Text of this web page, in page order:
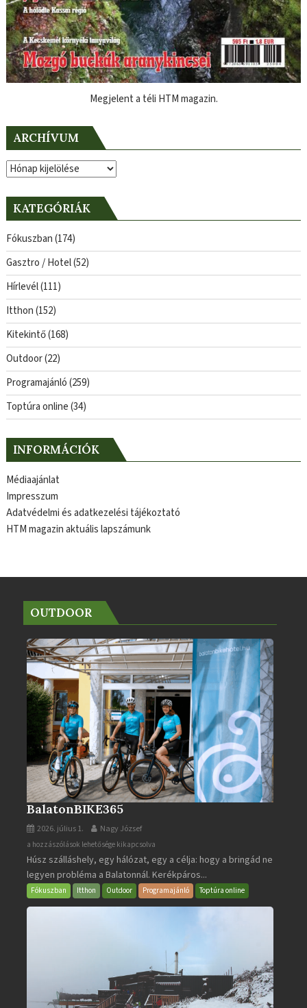
Megjelent a téli HTM magazin.
ARCHÍVUM
Archívum
KATEGÓRIÁK
Fókuszban(174)
Gasztro / Hotel(52)
Hírlevél(111)
Itthon(152)
Kitekintő(168)
Outdoor(22)
Programajánló(259)
Toptúra online(34)
INFORMÁCIÓK
Médiaajánlat
Impresszum
Adatvédelmi és adatkezelési tájékoztató
HTM magazin aktuális lapszámunk
OUTDOOR
BalatonBIKE365
2026. július 1. Nagy József
BalatonBIKE365
bejegyzéshez
a hozzászólások lehetősége kikapcsolva
Húsz szálláshely, egy hálózat, egy a célja: hogy a bringád ne
legyen probléma a Balatonnál. Kerékpáros...
Fókuszban Itthon Outdoor Programajánló Toptúra online